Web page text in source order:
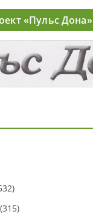
«Пульс Дона»
(315)